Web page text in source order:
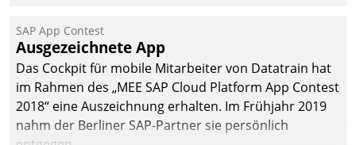
SAP App Contest
Ausgezeichnete App
Das Cockpit für mobile Mitarbeiter von Datatrain hat
im Rahmen des „MEE SAP Cloud Platform App Contest
2018“ eine Auszeichnung erhalten. Im Frühjahr 2019
nahm der Berliner SAP-Partner sie persönlich